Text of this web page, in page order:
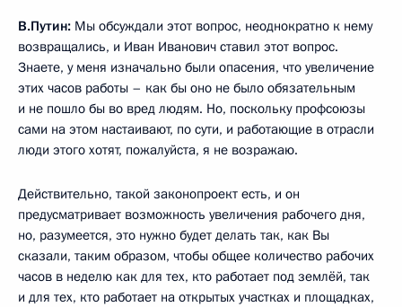
В.Путин: Мы обсуждали этот вопрос, неоднократно к нему
возвращались, и Иван Иванович ставил этот вопрос.
Знаете, у меня изначально были опасения, что увеличение
этих часов работы – как бы оно не было обязательным
и не пошло бы во вред людям. Но, поскольку профсоюзы
сами на этом настаивают, по сути, и работающие в отрасли
люди этого хотят, пожалуйста, я не возражаю.
Действительно, такой законопроект есть, и он
предусматривает возможность увеличения рабочего дня,
но, разумеется, это нужно будет делать так, как Вы
сказали, таким образом, чтобы общее количество рабочих
часов в неделю как для тех, кто работает под землёй, так
и для тех, кто работает на открытых участках и площадках,